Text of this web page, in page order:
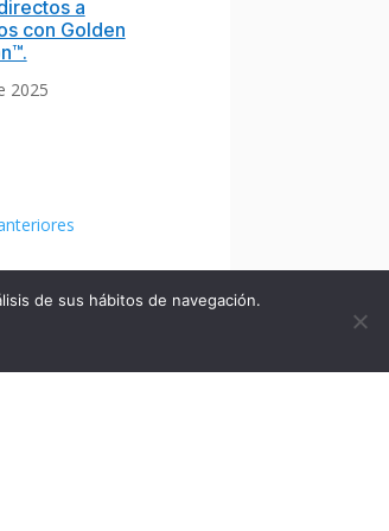
a
con Golden
2025
de sus hábitos de navegación.